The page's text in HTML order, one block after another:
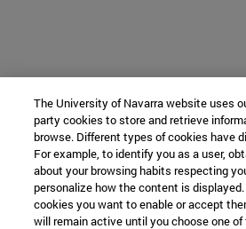
The University of Navarra website uses
party cookies to store and retrieve
browse. Different types of cookies have
For example, to identify you as a user,
about your browsing habits respecting
personalize how the content is
cookies you want to enable or accept
will remain active until you choose one